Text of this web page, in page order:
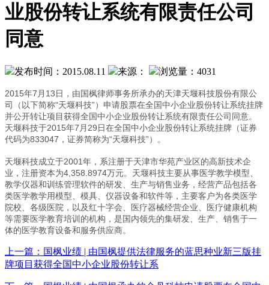
业股份转让系统有限责任公司
同意
发布时间：2015.08.11 来源： 浏览量：4031
2015年7月13日，由国枫律师事务所承办的天津天堰科技股份有限公
司（以下简称“天堰科技”）申请股票在全国中小企业股份转让系统挂牌
并公开转让项目获得全国中小企业股份转让系统有限责任公司同意。
天堰科技于2015年7月29日在全国中小企业股份转让系统挂牌（证券
代码为833047，证券简称为“天堰科技”）。
天堰科技成立于2001年，系注册于天津市华苑产业区的高新技术企
业，注册资本为4,358.8974万元。天堰科技主要从事医学教学模型、
教学仪器和训练管理软件的研发、生产与销售业务，经营产品包括各
类医学教学用模型、模具、仪器设备和软件等，主要客户为各类医学
院校、各级医院，以及红十字会、医疗器械经营企业、医疗健康机构
等需要医学教育培训的机构，是国内领先的集研发、生产、销售于一
体的医学教育设备和服务供应商。
上一篇：国枫业绩 | 由国枫提供法律服务的蓝思种业新三版挂
牌项目获得全国中小企业股份转让系